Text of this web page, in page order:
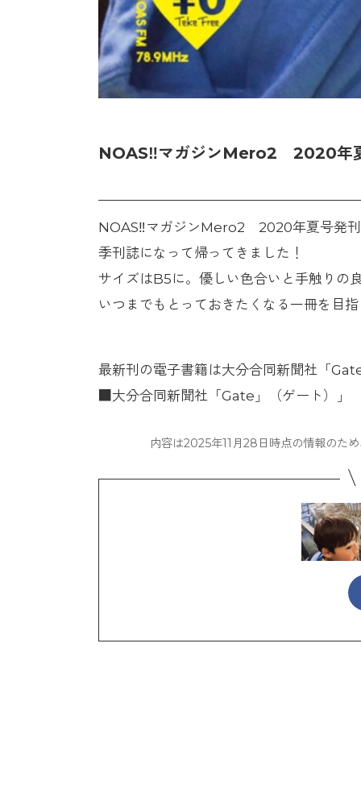
NOAS‼マガジンMero2 2020年
NOAS‼マガジンMero2 2020年夏号発
季刊誌になって帰ってきました！
サイズはB5に。優しい色合いと手触りの
いつまでもとっておきたくなる一冊を目
最新刊の電子書籍は大分合同新聞社「
■大分合同新聞社「Gate」（ゲート）」
内容は2025年11月28日時点の情報のた